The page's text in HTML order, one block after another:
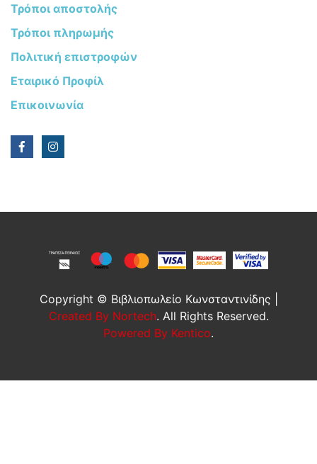
Τρόποι αποστολής
Τρόποι πληρωμής
Πολιτική επιστροφών
Εταιρικό Προφίλ
Επικοινωνία
Copyright © Βιβλιοπωλείο Κωνσταντινίδης |
Created By Nortech. All Rights Reserved.
Powered By Kentico.